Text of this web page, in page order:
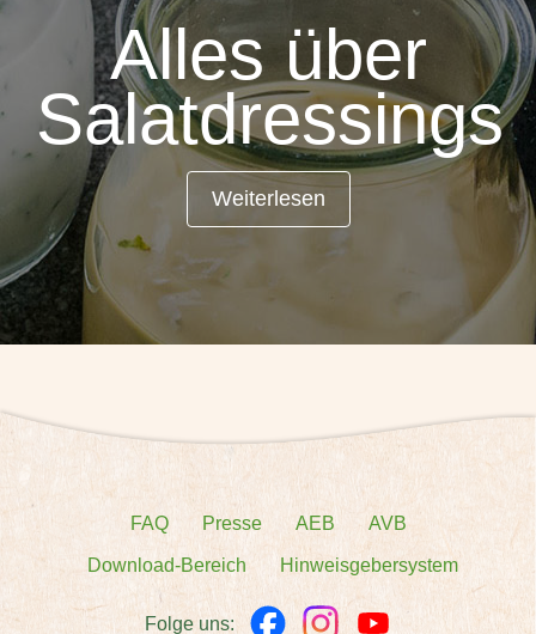
Alles über
Salatdressings
Weiterlesen
FAQ Presse AEB AVB
Download-Bereich Hinweisgebersystem
Folge uns: